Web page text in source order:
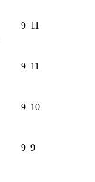
9 11
9 11
9 10
9 9